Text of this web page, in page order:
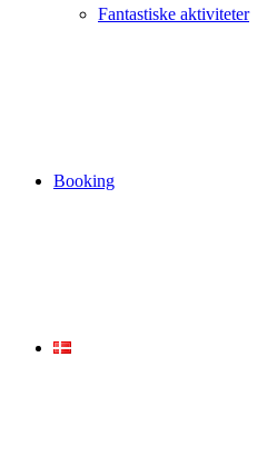
Fantastiske aktiviteter
Booking